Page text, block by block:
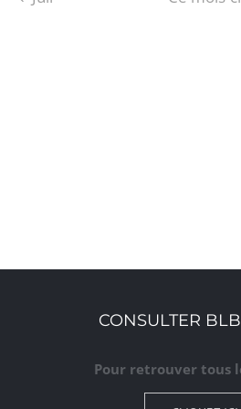
CONSULTER
Pour retrouver tous